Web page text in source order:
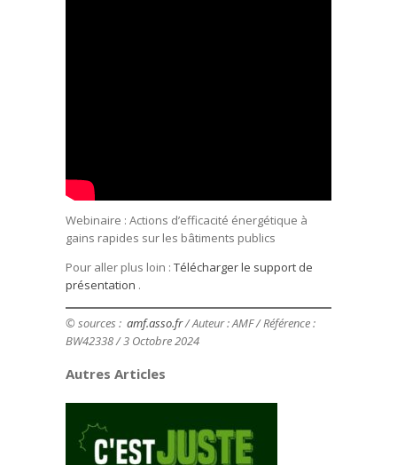
Webinaire : Actions d’efficacité énergétique à
gains rapides sur les bâtiments publics
Pour aller plus loin : Télécharger le support de
présentation .
© sources : amf.asso.fr/ Auteur : AMF / Référence :
BW42338 / 3 Octobre 2024
Autres Articles